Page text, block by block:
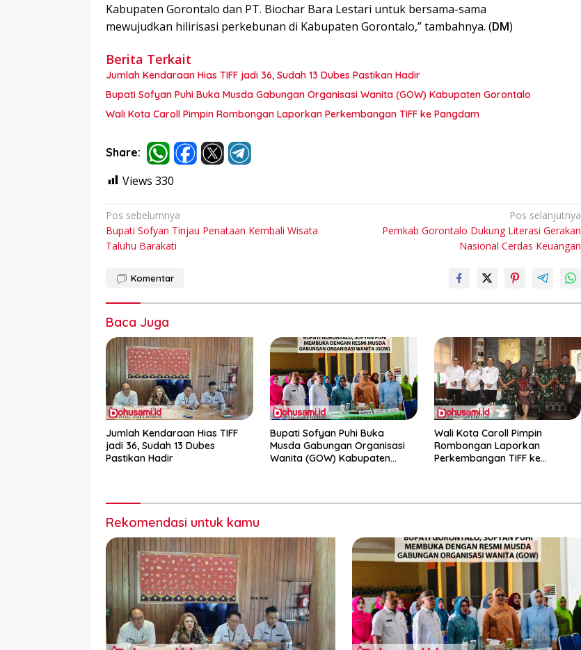
Kabupaten Gorontalo dan PT. Biochar Bara Lestari untuk bersama-sama
mewujudkan hilirisasi perkebunan di Kabupaten Gorontalo,” tambahnya. (DM)
Berita Terkait
Jumlah Kendaraan Hias TIFF jadi 36, Sudah 13 Dubes Pastikan Hadir
Bupati Sofyan Puhi Buka Musda Gabungan Organisasi Wanita (GOW) Kabupaten Gorontalo
Wali Kota Caroll Pimpin Rombongan Laporkan Perkembangan TIFF ke Pangdam
Share:
Views 330
Navigasi
pos
Pos sebelumnya
Bupati Sofyan Tinjau Penataan Kembali Wisata
Taluhu Barakati
Pos selanjutnya
Pemkab Gorontalo Dukung Literasi Gerakan
Nasional Cerdas Keuangan
Komentar
Baca Juga
Jumlah Kendaraan Hias TIFF
jadi 36, Sudah 13 Dubes
Pastikan Hadir
Bupati Sofyan Puhi Buka
Musda Gabungan Organisasi
Wanita (GOW) Kabupaten
Wali Kota Caroll Pimpin
Rombongan Laporkan
Perkembangan TIFF ke
Rekomendasi untuk kamu